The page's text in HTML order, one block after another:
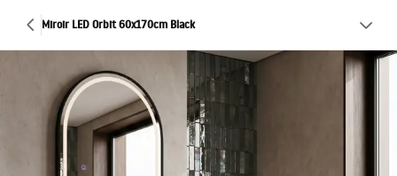
Miroir LED Orbit 60x170cm Black